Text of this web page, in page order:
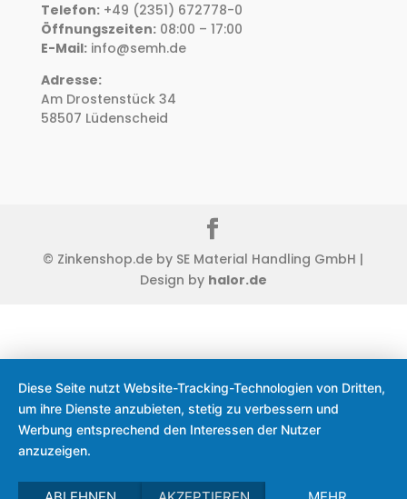
Telefon:+49 (2351) 672778-0
Öffnungszeiten:08:00 – 17:00
E-Mail:info@semh.de
Adresse:
Am Drostenstück 34
58507 Lüdenscheid
© Zinkenshop.de by SE Material Handling GmbH |
Design by halor.de
Diese Seite nutzt Website-Tracking-Technologien von Dritten,
um ihre Dienste anzubieten, stetig zu verbessern und
Werbung entsprechend den Interessen der Nutzer
anzuzeigen.